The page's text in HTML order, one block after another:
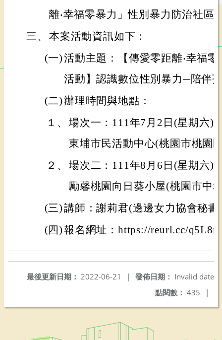
離‧幸福零暴力」性別暴力防治社區
三、 本案活動資訊如下：
(一)活動主題：【傳愛零距離‧幸福
活動】認識數位性別暴力─陪伴
(二)辦理時間與地點：
１、 場次一：111年7月2日(星期六)
東埔市民活動中心(桃園市桃園
２、 場次二：111年8月6日(星期六)
勵馨桃園向日葵小屋(桃園市中
(三)講師：謝莉君(邊邊女力協會秘書
(四)報名網址：https://reurl.cc/
發佈日期： Invalid date
最後更新日期： 2022-06-21
|
點閱數： 435 |